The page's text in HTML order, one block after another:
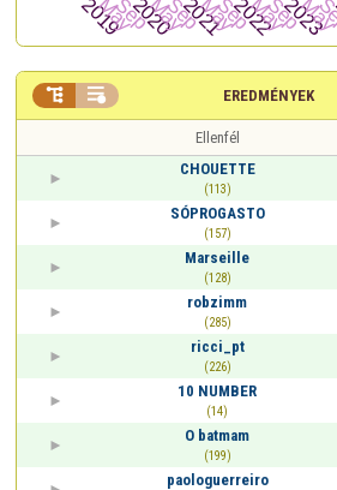
EREDMÉNYEK
 
Ellenfél
CHOUETTE
(113)
SÓPROGASTO
(157)
Marseille
(128)
robzimm
(285)
ricci_pt
(226)
10 NUMBER
(14)
O batmam
(199)
paologuerreiro